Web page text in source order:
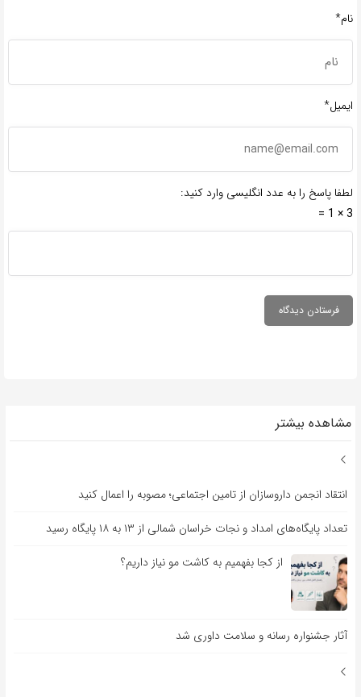
نام*
ایمیل*
لطفا پاسخ را به عدد انگلیسی وارد کنید:
3 × 1 =
مشاهده بیشتر
انتقاد انجمن داروسازان از تامین اجتماعی؛ مصوبه را اعمال کنید
تعداد پایگاه‌های امداد و نجات خراسان شمالی از ۱۳ به ۱۸ پایگاه رسید
از کجا بفهمیم به کاشت مو نیاز داریم؟
آثار جشنواره رسانه و سلامت داوری شد